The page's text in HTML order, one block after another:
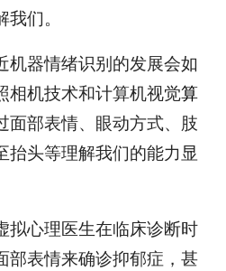
们。
器情绪识别的发展会如
相机技术和计算机视觉算
面部表情、眼动方式、肢
抬头等理解我们的能力显
心理医生在临床诊断时
部表情来确诊抑郁症，甚